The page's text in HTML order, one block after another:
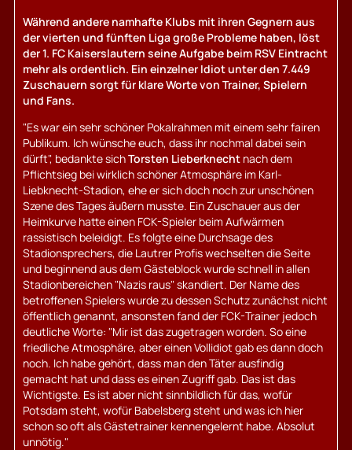
Während andere namhafte Klubs mit ihren Gegnern aus
der vierten und fünften Liga große Probleme haben, löst
der 1. FC Kaiserslautern seine Aufgabe beim RSV Eintracht
mehr als ordentlich. Ein einzelner Idiot unter den 7.449
Zuschauern sorgt für klare Worte von Trainer, Spielern
und Fans.
"Es war ein sehr schöner Pokalrahmen mit einem sehr fairen
Publikum. Ich wünsche euch, dass ihr nochmal dabei sein
dürft", bedankte sichTorsten Lieberknecht nach dem
Pflichtsieg bei wirklich schöner Atmosphäre im Karl-
Liebknecht-Stadion, ehe er sich doch noch zur unschönen
Szene des Tages äußern musste. Ein Zuschauer aus der
Heimkurve hatte einen FCK-Spieler beim Aufwärmen
rassistisch beleidigt. Es folgte eine Durchsage des
Stadionsprechers, die Lautrer Profis wechselten die Seite
und beginnend aus dem Gästeblock wurde schnell in allen
Stadionbereichen "Nazis raus" skandiert. Der Name des
betroffenen Spielers wurde zu dessen Schutz zunächst nicht
öffentlich genannt, ansonsten fand der FCK-Trainer jedoch
deutliche Worte: "Mir ist das zugetragen worden. So eine
friedliche Atmosphäre, aber einen Vollidiot gab es dann doch
noch. Ich habe gehört, dass man den Täter ausfindig
gemacht hat und dass es einen Zugriff gab. Das ist das
Wichtigste. Es ist aber nicht sinnbildlich für das, wofür
Potsdam steht, wofür Babelsberg steht und was ich hier
schon so oft als Gästetrainer kennengelernt habe. Absolut
unnötig."